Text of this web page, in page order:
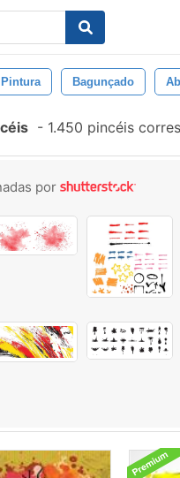
Pintura Bagunçado
- 1.450 pincéis
por